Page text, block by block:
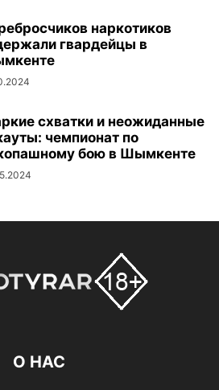
наркотиков
гвардейцы в
схватки и неожиданные
чемпионат по
бою в Шымкенте
О НАС